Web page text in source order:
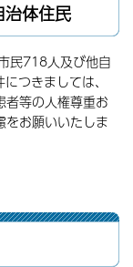
体住民
民718人及び他自
つきましては、
者等の人権尊重お
をお願いいたしま